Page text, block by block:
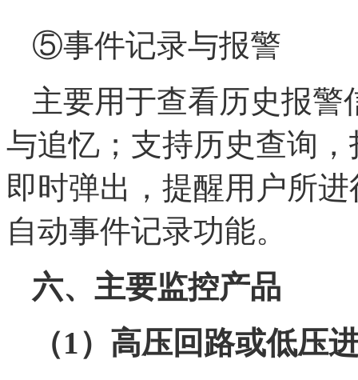
⑤事件记录与报警
主要用于查看历史报
与追忆；支持历史查询
即时弹出，提醒用户所
自动事件记录功能。
六、主要监控产品
（1）高压回路或低压